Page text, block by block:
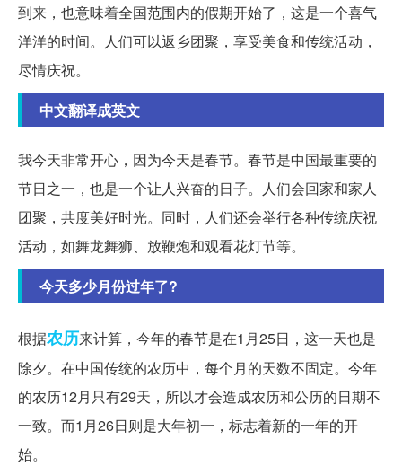
到来，也意味着全国范围内的假期开始了，这是一个喜气
洋洋的时间。人们可以返乡团聚，享受美食和传统活动，
尽情庆祝。
中文翻译成英文
我今天非常开心，因为今天是春节。春节是中国最重要的
节日之一，也是一个让人兴奋的日子。人们会回家和家人
团聚，共度美好时光。同时，人们还会举行各种传统庆祝
活动，如舞龙舞狮、放鞭炮和观看花灯节等。
今天多少月份过年了?
根据农历来计算，今年的春节是在1月25日，这一天也是
除夕。在中国传统的农历中，每个月的天数不固定。今年
的农历12月只有29天，所以才会造成农历和公历的日期不
一致。而1月26日则是大年初一，标志着新的一年的开
始。